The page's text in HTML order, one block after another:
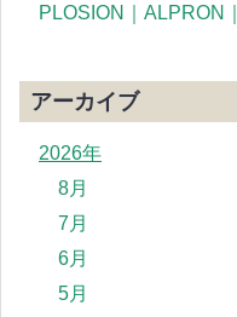
PLOSION｜ALPRON
アーカイブ
2026年
8月
7月
6月
5月